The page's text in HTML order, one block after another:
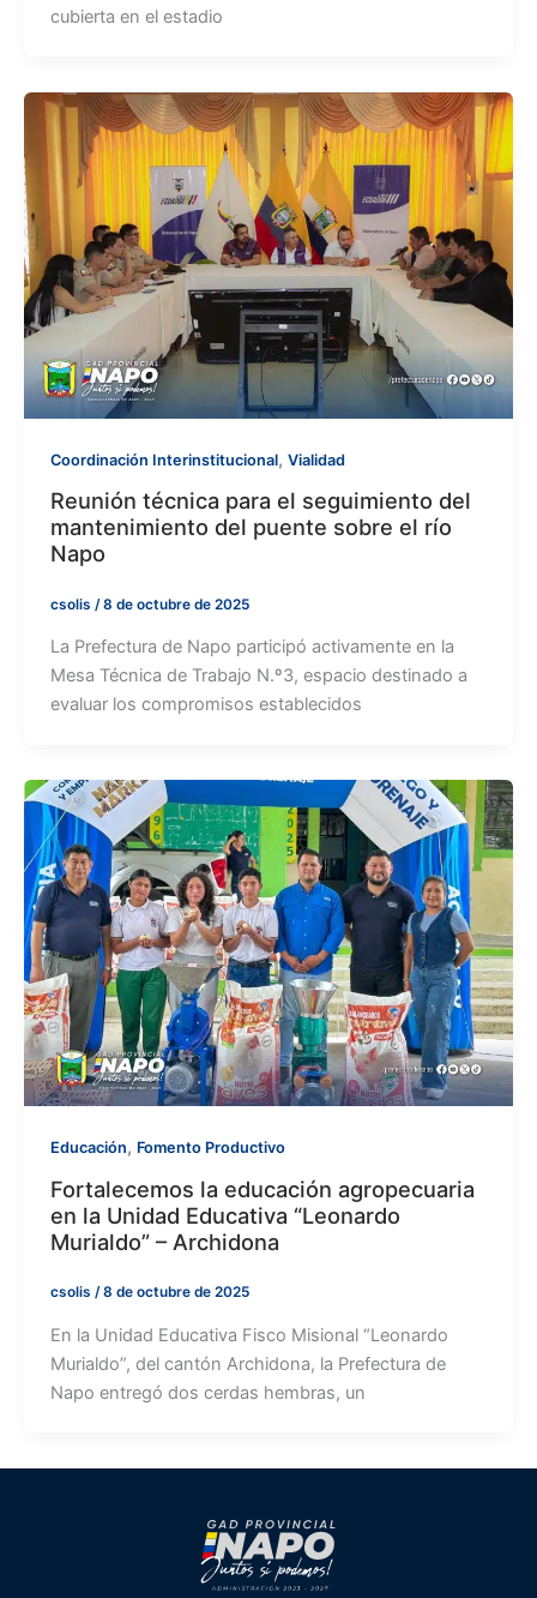
cubierta en el estadio
Coordinación Interinstitucional, Vialidad
Reunión técnica para el seguimiento del
mantenimiento del puente sobre el río
Napo
csolis /8 de octubre de 2025
La Prefectura de Napo participó activamente en la
Mesa Técnica de Trabajo N.º3, espacio destinado a
evaluar los compromisos establecidos
Educación, Fomento Productivo
Fortalecemos la educación agropecuaria
en la Unidad Educativa “Leonardo
Murialdo” – Archidona
csolis /8 de octubre de 2025
En la Unidad Educativa Fisco Misional “Leonardo
Murialdo”, del cantón Archidona, la Prefectura de
Napo entregó dos cerdas hembras, un